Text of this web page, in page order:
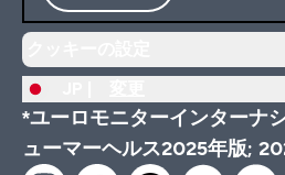
*ユーロモニターインターナ
ューマーヘルス2025年版;